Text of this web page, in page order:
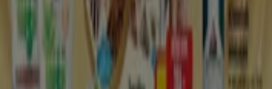
Ušetřit je nyní s naší aplikací ještě snadnější.
Na mobilním telefonu si můžete pohodlně vyhledat
nejlepší nabídky obchodů ve svém okolí, uložit si je
a vytvořit si seznam úspor.
STÁHNOUT APLIKACI